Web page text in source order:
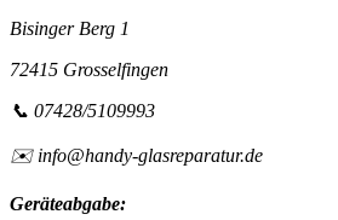
Bisinger Berg 1
72415 Grosselfingen
📞 07428/5109993
✉️ info@handy-glasreparatur.de
Geräteabgabe: